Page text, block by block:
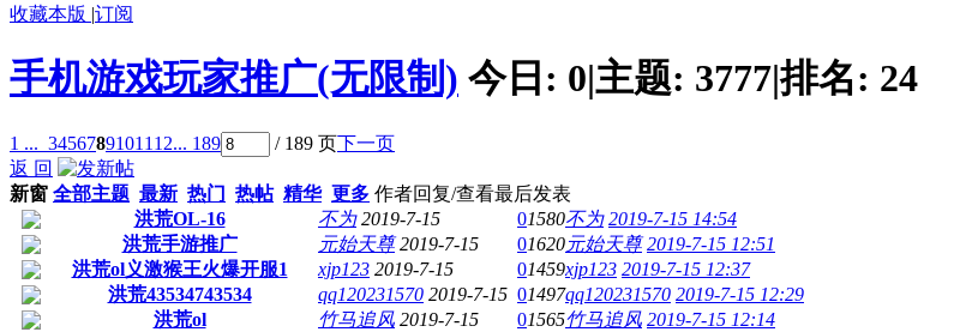
收藏本版 |订阅
手机游戏玩家推广(无限制) 今日: 0|主题: 3777|排名: 24
1 ... 34567891011 12... 189 / 189 页下一页
返 回
新窗 全部主题 最新 热门 热帖 精华 更多 作者回复/查看最后发表
洪荒OL-16
不为 2019-7-15 01580不为 2019-7-15 14:54
洪荒手游推广
元始天尊 2019-7-15 01620元始天尊 2019-7-15 12:51
洪荒ol义激猴王火爆开服1
xjp123 2019-7-15 01459xjp123 2019-7-15 12:37
洪荒43534743534
qq120231570 2019-7-15 01497qq120231570 2019-7-15 12:29
洪荒ol
竹马追风 2019-7-15 01565竹马追风 2019-7-15 12:14